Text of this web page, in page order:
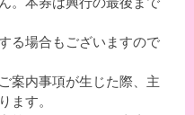
る場合もございますので
案内事項が生じた際、主
ます。